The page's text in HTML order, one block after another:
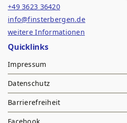
+49 3623 36420
info@finsterbergen.de
weitere Informationen
Quicklinks
Impressum
Datenschutz
Barrierefreiheit